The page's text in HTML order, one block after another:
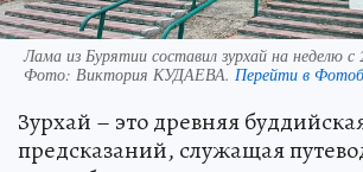
Лама из Бурятии составил зурхай на неделю с
Фото: Виктория КУДАЕВА. Перейти в
Зурхай – это древняя
предсказаний, служащая